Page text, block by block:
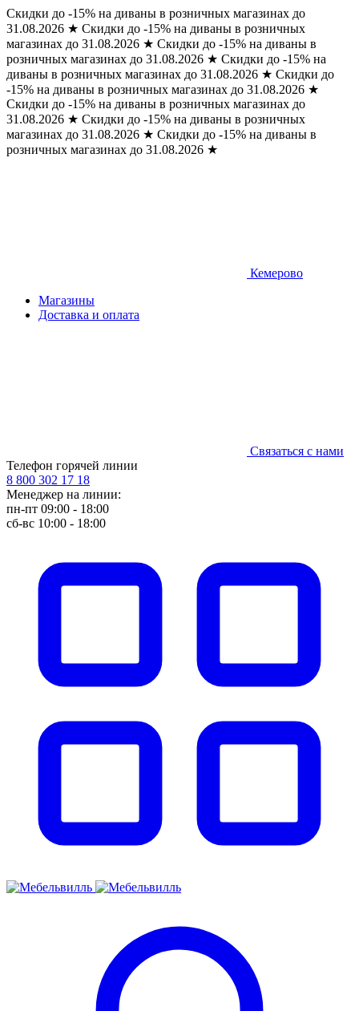
Скидки до -15% на диваны в розничных магазинах до
31.08.2026 ★ Скидки до -15% на диваны в розничных
магазинах до 31.08.2026 ★ Скидки до -15% на диваны в
розничных магазинах до 31.08.2026 ★ Скидки до -15% на
диваны в розничных магазинах до 31.08.2026 ★ Скидки до
-15% на диваны в розничных магазинах до 31.08.2026 ★
Скидки до -15% на диваны в розничных магазинах до
31.08.2026 ★ Скидки до -15% на диваны в розничных
магазинах до 31.08.2026 ★ Скидки до -15% на диваны в
розничных магазинах до 31.08.2026 ★
Кемерово
Магазины
Доставка и оплата
Связаться с нами
Телефон горячей линии
8 800 302 17 18
Менеджер на линии:
пн-пт 09:00 - 18:00
сб-вс 10:00 - 18:00